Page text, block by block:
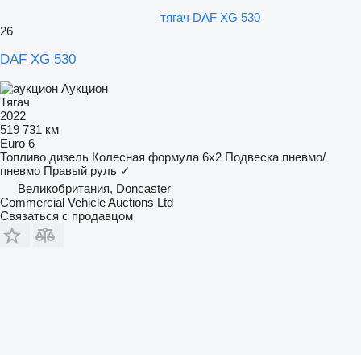
тягач DAF XG 530
26
DAF XG 530
Аукцион
Тягач
2022
519 731 км
Euro 6
Топливо дизель Колесная формула 6x2 Подвеска пневмо/
пневмо Правый руль ✓
Великобритания, Doncaster
Commercial Vehicle Auctions Ltd
Связаться с продавцом